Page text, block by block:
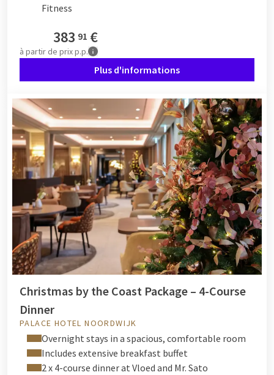
Fitness
383 91 €
à partir de prix p.p.
Plus d'informations
Christmas by the Coast Package – 4-Course
Dinner
PALACE HOTEL NOORDWIJK
Overnight stays in a spacious, comfortable room
Includes extensive breakfast buffet
2 x 4-course dinner at Vloed and Mr. Sato